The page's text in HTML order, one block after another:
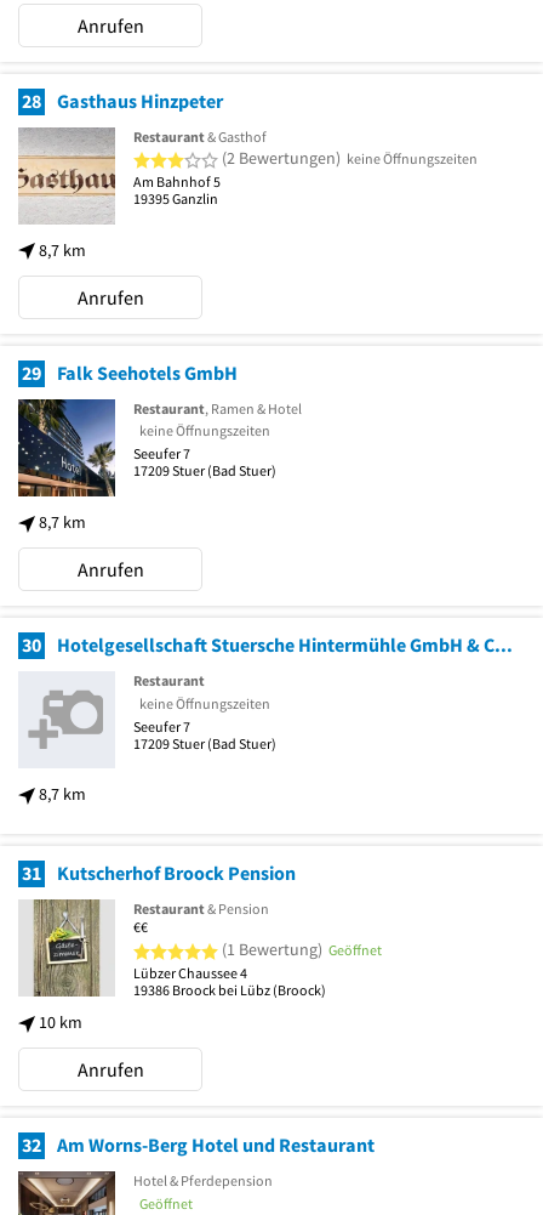
Anrufen
28 Gasthaus Hinzpeter
8,7 km
Restaurant& Gasthof
3 von 5 Sternen
(2 Bewertungen) keine Öffnungszeiten
Am Bahnhof 5
19395Ganzlin
Anrufen
29 Falk Seehotels GmbH
8,7 km
Restaurant, Ramen & Hotel
keine Öffnungszeiten
Seeufer 7
17209Stuer(Bad Stuer)
Anrufen
30 Hotelgesellschaft Stuersche Hintermühle GmbH & Co. Kommanditgesellschaft
8,7 km
Restaurant
keine Öffnungszeiten
Seeufer 7
17209Stuer(Bad Stuer)
31 Kutscherhof Broock Pension
10 km
Restaurant& Pension
€€
5 von 5 Sternen
(1 Bewertung) Geöffnet
Lübzer Chaussee 4
19386 Broock bei Lübz (Broock)
Anrufen
32 Am Worns-Berg Hotel und Restaurant
Hotel & Pferdepension
Geöffnet